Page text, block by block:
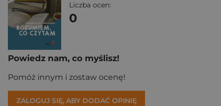
Liczba ocen:
0
Powiedz nam, co myślisz!
Pomóż innym i zostaw ocenę!
ZALOGUJ SIĘ, ABY DODAĆ OPINIĘ